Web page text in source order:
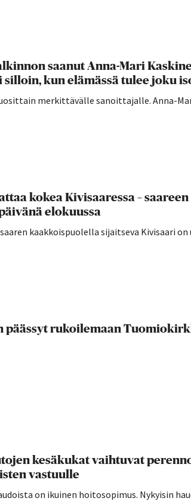
saanut Anna-Mari
kun elämässä tulee joku
merkittävälle sanoittajalle. Anna-
kokea Kivisaaressa –
elokuussa
kaakkoispuolella sijaitseva Kivisaari
päässyt rukoilemaan
kesäkukat vaihtuvat
vastuulle
on ikuinen hoitosopimus. Nykyisin